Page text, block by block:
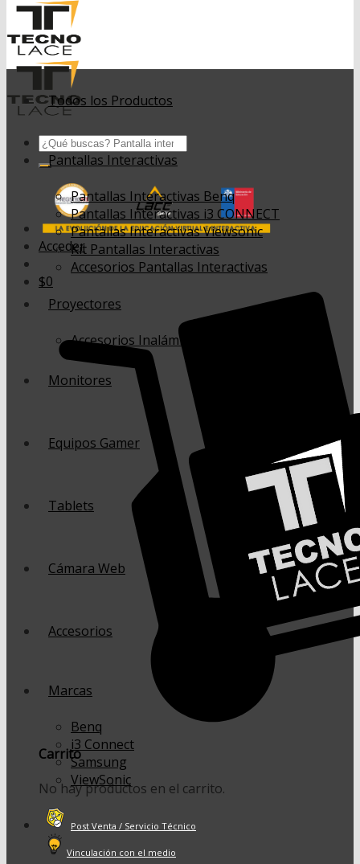
Buscar
por:
Acceder
$0
Carrito
No hay productos en el carrito.
Todos los Productos
Pantallas Interactivas
Pantallas Interactivas Benq
Pantallas Interactivas i3 CONNECT
Pantallas Interactivas Viewsonic
Kit Pantallas Interactivas
Accesorios Pantallas Interactivas
Proyectores
Accesorios Inalámbricos
Monitores
Equipos Gamer
Tablets
Cámara Web
Accesorios
Marcas
Benq
i3 Connect
Samsung
ViewSonic
Post Venta / Servicio Técnico
Vinculación con el medio